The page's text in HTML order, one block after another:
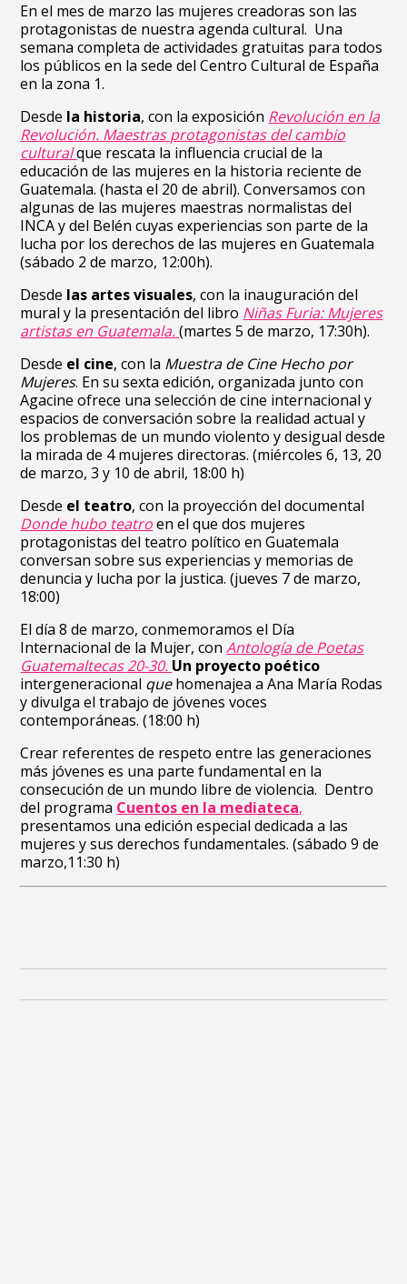
En el mes de marzo las mujeres creadoras son las
protagonistas de nuestra agenda cultural. Una
semana completa de actividades gratuitas para todos
los públicos en la sede del Centro Cultural de España
en la zona 1.
Desde la historia, con la exposición Revolución en la
Revolución. Maestras protagonistas del cambio
culturalque rescata la influencia crucial de la
educación de las mujeres en la historia reciente de
Guatemala. (hasta el 20 de abril). Conversamos con
algunas de las mujeres maestras normalistas del
INCA y del Belén cuyas experiencias son parte de la
lucha por los derechos de las mujeres en Guatemala
(sábado 2 de marzo, 12:00h).
Desde las artes visuales, con la inauguración del
mural y la presentación del libro Niñas Furia: Mujeres
artistas en Guatemala.(martes 5 de marzo, 17:30h).
Desde el cine, con la Muestra de Cine Hecho por
Mujeres. En su sexta edición, organizada junto con
Agacine ofrece una selección de cine internacional y
espacios de conversación sobre la realidad actual y
los problemas de un mundo violento y desigual desde
la mirada de 4 mujeres directoras. (miércoles 6, 13, 20
de marzo, 3 y 10 de abril, 18:00 h)
Desde el teatro, con la proyección del documental
Donde hubo teatroen el que dos mujeres
protagonistas del teatro político en Guatemala
conversan sobre sus experiencias y memorias de
denuncia y lucha por la justica. (jueves 7 de marzo,
18:00)
El día 8 de marzo, conmemoramos el Día
Internacional de la Mujer, conAntología de Poetas
Guatemaltecas 20-30. Un proyecto poético
intergeneracional quehomenajea a Ana María Rodas
y divulga el trabajo de jóvenes voces
contemporáneas. (18:00 h)
Crear referentes de respeto entre las generaciones
más jóvenes es una parte fundamental en la
consecución de un mundo libre de violencia. Dentro
del programa Cuentos en la mediateca,
presentamos una edición especial dedicada a las
mujeres y sus derechos fundamentales. (sábado 9 de
marzo,11:30 h)